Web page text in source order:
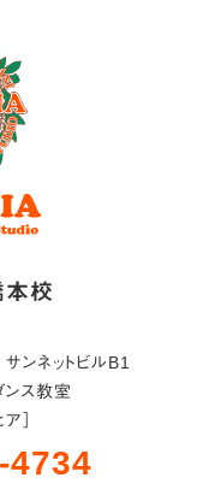
本校
ンネットビルB1
ンス教室
］
4734